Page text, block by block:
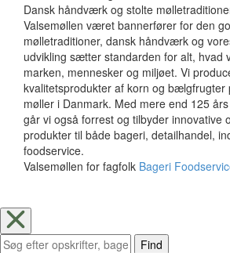
Dansk håndværk og stolte
Valsemøllen været bannerfører for den
mølletraditioner, dansk håndværk og
udvikling sætter standarden for alt, hvad
marken, mennesker og miljøet. Vi
kvalitetsprodukter af korn og bælgfrugter
møller i Danmark. Med mere end 125
går vi også forrest og tilbyder innovative
produkter til både bageri, detailhandel,
foodservice.
Valsemøllen for fagfolk Bageri
Find